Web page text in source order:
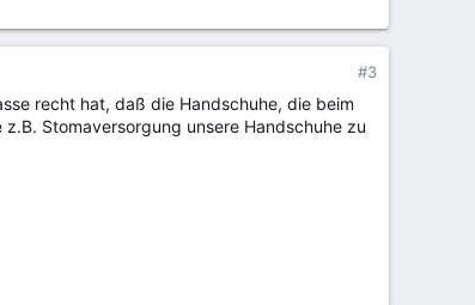
#3
recht hat, daß die Handschuhe, die beim
Stomaversorgung unsere Handschuhe zu